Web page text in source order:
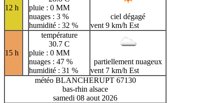
12 h
pluie : 0 MM
nuages : 3 %
humidité : 32 %
ciel dégagé
vent 9 km/h Est
15 h
température
30.7 C
pluie : 0 MM
nuages : 47 %
humidité : 31 %
partiellement nuageux
vent 7 km/h Est
météo BLANCHERUPT 67130
bas-rhin alsace
samedi 08 aout 2026